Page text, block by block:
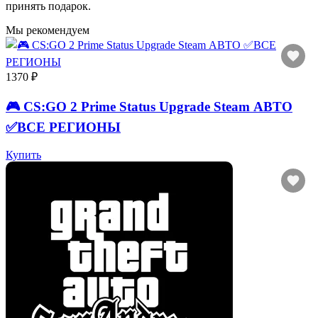
принять подарок.
Мы рекомендуем
1370 ₽
🎮 CS:GO 2 Prime Status Upgrade Steam АВТО
✅ВСЕ РЕГИОНЫ
Купить